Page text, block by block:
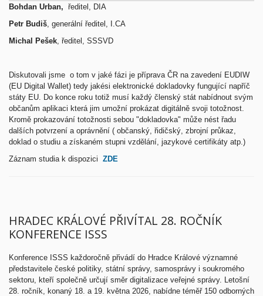
Bohdan Urban, ředitel, DIA
Petr Budiš , generální ředitel, I.CA
Michal Pešek , ředitel, SSSVD
Diskutovali jsme o tom v jaké fázi je příprava ČR na zavedení EUDIW
(EU Digital Wallet) tedy jakési elektronické dokladovky fungující napříč
státy EU. Do konce roku totiž musí každý členský stát nabídnout svým
občanům aplikaci která jim umožní prokázat digitálně svoji totožnost.
Kromě prokazování totožnosti sebou "dokladovka" může nést řadu
dalších potvrzení a oprávnění ( občanský, řidičský, zbrojní průkaz,
doklad o studiu a získaném stupni vzdělání, jazykové certifikáty atp.)
Záznam studia k dispozici ZDE
HRADEC KRÁLOVÉ PŘIVÍTAL 28. ROČNÍK
KONFERENCE ISSS
Konference ISSS každoročně přivádí do Hradce Králové významné
představitele české politiky, státní správy, samosprávy i soukromého
sektoru, kteří společně určují směr digitalizace veřejné správy. Letošní
28. ročník, konaný 18. a 19. května 2026, nabídne téměř 150 odborných